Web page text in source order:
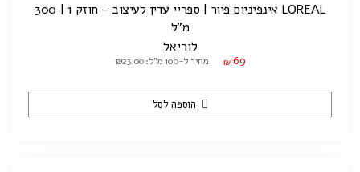
LOREAL אינפיניום פיור | ספריי עדין לעיצוב – חוזק 1 | 300
מ"ל
לוריאל
₪ 69 מחיר ל-100 מ"ל: ₪23.00
הוספה לסל